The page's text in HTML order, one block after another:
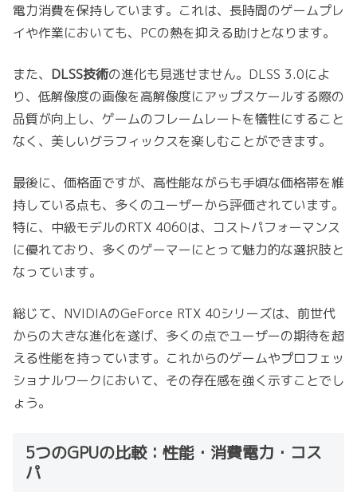
電力消費を保持しています。これは、長時間のゲームプレ
イや作業においても、PCの熱を抑える助けとなります。
また、 DLSS技術の進化も見逃せません。DLSS 3.0によ
り、低解像度の画像を高解像度にアップスケールする際の
品質が向上し、ゲームのフレームレートを犠牲にすること
なく、美しいグラフィックスを楽しむことができます。
最後に、価格面ですが、高性能ながらも手頃な価格帯を維
持している点も、多くのユーザーから評価されています。
特に、中級モデルのRTX 4060は、コストパフォーマンス
に優れており、多くのゲーマーにとって魅力的な選択肢と
なっています。
総じて、NVIDIAのGeForce RTX 40シリーズは、前世代
からの大きな進化を遂げ、多くの点でユーザーの期待を超
える性能を持っています。これからのゲームやプロフェッ
ショナルワークにおいて、その存在感を強く示すことでし
ょう。
5つのGPUの比較：性能・消費電力・コス
パ